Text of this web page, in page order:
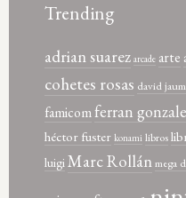
Trending
adrian suarez arcade arte
cohetes rosas david
famicomferran
héctor fuster konami libros
luigiMarc Rollánmega